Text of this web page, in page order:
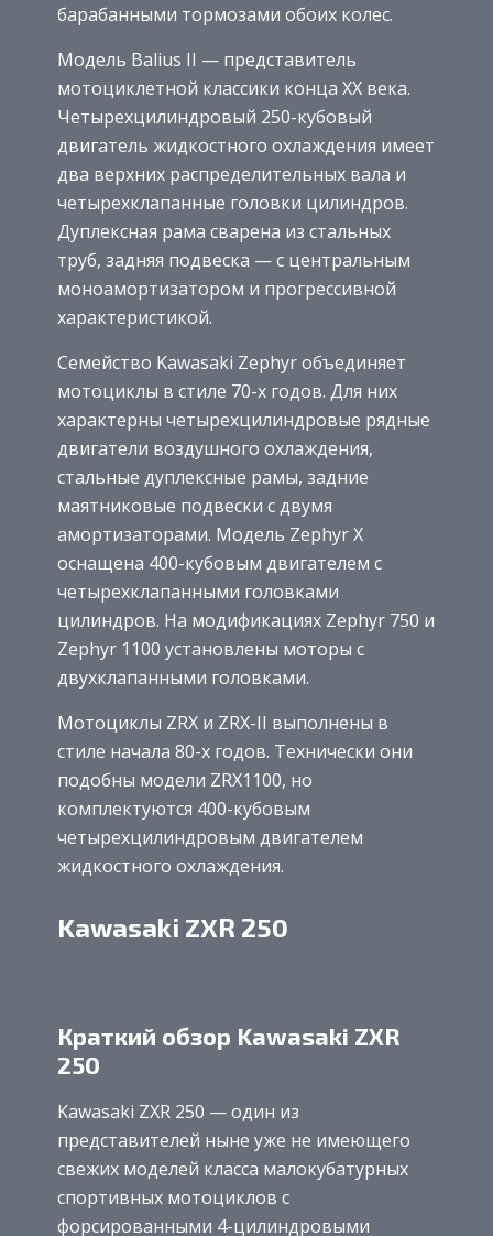
барабанными тормозами обоих колес.
Модель Balius II — представитель
мотоциклетной классики конца ХХ века.
Четырехцилиндровый 250-кубовый
двигатель жидкостного охлаждения имеет
два верхних распределительных вала и
четырехклапанные головки цилиндров.
Дуплексная рама сварена из стальных
труб, задняя подвеска — с центральным
моноамортизатором и прогрессивной
характеристикой.
Семейство Kawasaki Zephyr объединяет
мотоциклы в стиле 70-х годов. Для них
характерны четырехцилиндровые рядные
двигатели воздушного охлаждения,
стальные дуплексные рамы, задние
маятниковые подвески с двумя
амортизаторами. Модель Zephyr X
оснащена 400-кубовым двигателем с
четырехклапанными головками
цилиндров. На модификациях Zephyr 750 и
Zephyr 1100 установлены моторы с
двухклапанными головками.
Мотоциклы ZRX и ZRX-II выполнены в
стиле начала 80-х годов. Технически они
подобны модели ZRX1100, но
комплектуются 400-кубовым
четырехцилиндровым двигателем
жидкостного охлаждения.
Kawasaki ZXR 250
Краткий обзор Kawasaki ZXR
250
Kawasaki ZXR 250 — один из
представителей ныне уже не имеющего
свежих моделей класса малокубатурных
спортивных мотоциклов с
форсированными 4-цилиндровыми